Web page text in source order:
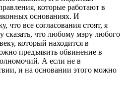
которые работают в
основаниях. И
что все согласования стоят, я
сказать, что любому мэру любого
который находится в
предъявить обвинение в
А если не в
и на основании этого можно